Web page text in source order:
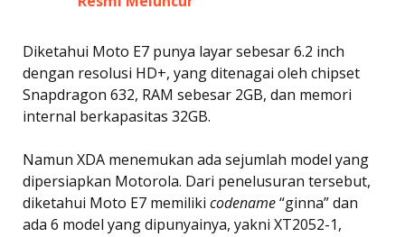
Diketahui Moto E7 punya layar sebesar 6.2 inch
dengan resolusi HD+, yang ditenagai oleh chipset
Snapdragon 632, RAM sebesar 2GB, dan memori
internal berkapasitas 32GB.
Namun XDA menemukan ada sejumlah model yang
dipersiapkan Motorola. Dari penelusuran tersebut,
diketahui Moto E7 memiliki codename“ginna” dan
ada 6 model yang dipunyainya, yakni XT2052-1,